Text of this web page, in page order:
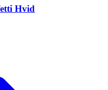
Hvid